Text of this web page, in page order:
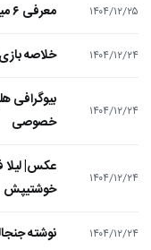
۱۴۰۴/۱۲/۲۵ معرفی ۶ مینی سریال ۲۰۲۵ که نباید از دست بدهید!
۱۴۰۴/۱۲/۲۴ خلاصه بازی لیورپول 1 –
۱۴۰۴/۱۲/۲۴
بیوگرافی
خصوصی
۱۴۰۴/۱۲/۲۴
عکس| لیلا
خوشتیپش
۱۴۰۴/۱۲/۲۴ نوشته